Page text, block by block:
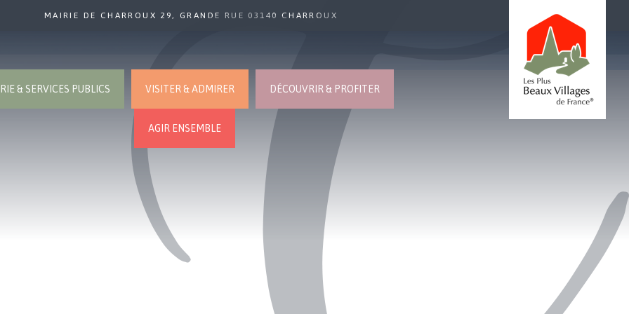
MAIRIE DE CHARROUX 29, GRANDE RUE 03140 CHARROUX
& SERVICES PUBLICS VISITER & ADMIRER DÉCOUVRIR & PROFITER
AGIR ENSEMBLE